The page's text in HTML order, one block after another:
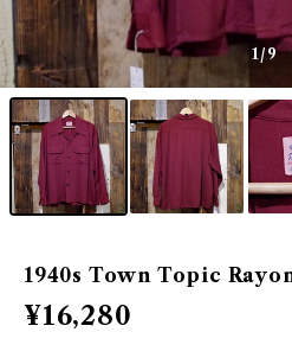
1/9
1940s Town Topic
¥16,280